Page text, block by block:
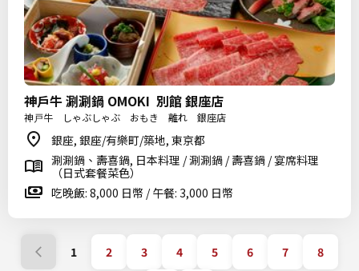
神戶牛 涮涮鍋 OMOKI 別館 銀座店
神戸牛 しゃぶしゃぶ おもき 離れ 銀座店
銀座, 銀座/有樂町/築地, 東京都
涮涮鍋、壽喜鍋, 日本料理 / 涮涮鍋 / 壽喜鍋 / 宴席料理
（日式套餐菜色）
吃晚飯: 8,000 日幣 / 午餐: 3,000 日幣
1 2 3 4 5 6 7 8